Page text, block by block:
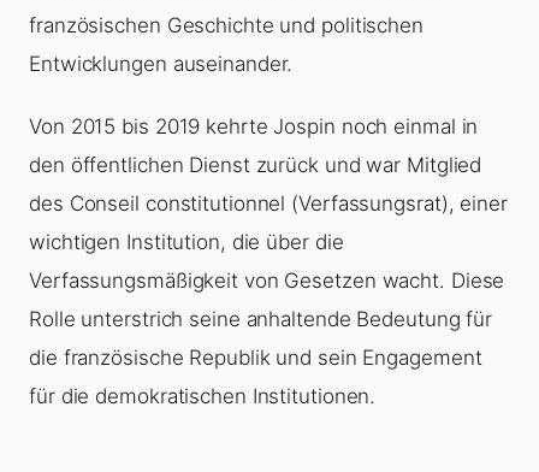
französischen Geschichte und politischen
Entwicklungen auseinander.
Von 2015 bis 2019 kehrte Jospin noch einmal in
den öffentlichen Dienst zurück und war Mitglied
des Conseil constitutionnel (Verfassungsrat), einer
wichtigen Institution, die über die
Verfassungsmäßigkeit von Gesetzen wacht. Diese
Rolle unterstrich seine anhaltende Bedeutung für
die französische Republik und sein Engagement
für die demokratischen Institutionen.